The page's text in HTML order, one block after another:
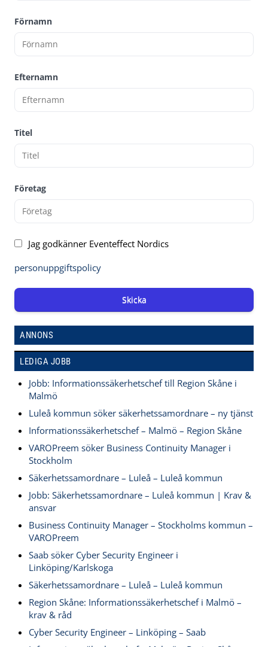
Förnamn
Efternamn
Titel
Företag
Jag godkänner Eventeffect Nordics
personuppgiftspolicy
Skicka
ANNONS
LEDIGA JOBB
Jobb: Informationssäkerhetschef till Region Skåne i
Malmö
Luleå kommun söker säkerhetssamordnare – ny tjänst
Informationssäkerhetschef – Malmö – Region Skåne
VAROPreem söker Business Continuity Manager i
Stockholm
Säkerhetssamordnare – Luleå – Luleå kommun
Jobb: Säkerhetssamordnare – Luleå kommun | Krav &
ansvar
Business Continuity Manager – Stockholms kommun –
VAROPreem
Saab söker Cyber Security Engineer i
Linköping/Karlskoga
Säkerhetssamordnare – Luleå – Luleå kommun
Region Skåne: Informationssäkerhetschef i Malmö –
krav & råd
Cyber Security Engineer – Linköping – Saab